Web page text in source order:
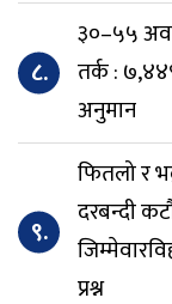
८.
३०–५५
तर्क :
अनुमान
९.
फितलो र
दरबन्दी
प्रश्न